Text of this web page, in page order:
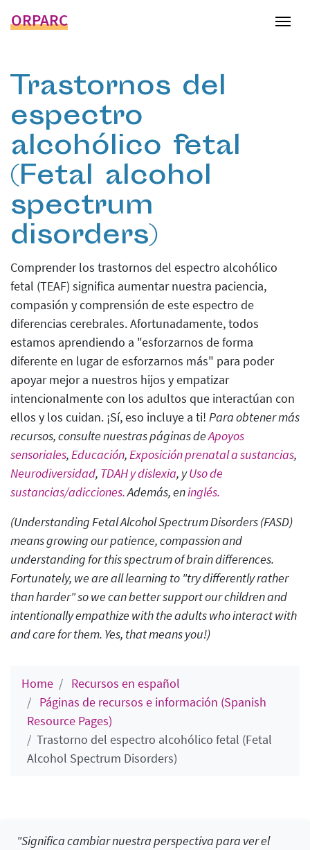
ORPARC
Trastornos del
espectro
alcohólico fetal
(Fetal alcohol
spectrum
disorders)
Comprender los trastornos del espectro alcohólico
fetal (TEAF) significa aumentar nuestra paciencia,
compasión y comprensión de este espectro de
diferencias cerebrales. Afortunadamente, todos
estamos aprendiendo a "esforzarnos de forma
diferente en lugar de esforzarnos más" para poder
apoyar mejor a nuestros hijos y empatizar
intencionalmente con los adultos que interactúan con
ellos y los cuidan. ¡Sí, eso incluye a ti! Para obtener más
recursos, consulte nuestras páginas deApoyos
sensoriales,Educación,Exposición prenatal a sustancias,
Neurodiversidad, TDAH y dislexia, yUso de
sustancias/adicciones.Además, eninglés.
(Understanding Fetal Alcohol Spectrum Disorders (FASD)
means growing our patience, compassion and
understanding for this spectrum of brain differences.
Fortunately, we are all learning to "try differently rather
than harder" so we can better support our children and
intentionally empathize with the adults who interact with
and care for them. Yes, that means you!)
Home
Recursos en español
Páginas de recursos e información (Spanish
Resource Pages)
Trastorno del espectro alcohólico fetal (Fetal
Alcohol Spectrum Disorders)
"Significa cambiar nuestra perspectiva para ver el